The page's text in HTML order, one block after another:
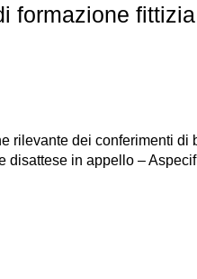
formazione
dei conferimenti
disattese in appello –